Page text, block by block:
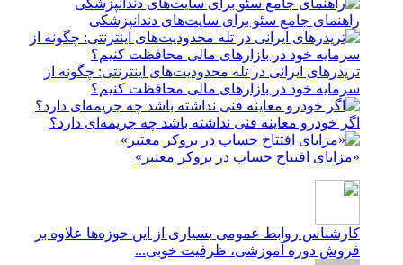
راهنمای جامع سئو برای سایت‌های دندانپزشکی
تریدرهای ایرانی در تله محدودیت‌های اینترنتی: چگونه از
سرمایه خود در بازارهای مالی محافظت کنیم؟
اگر خودرو معاینه فنی نداشته باشد چه جریمه‌ای دارد؟
«مزایای افتتاح حساب در بروکر معتبر»
کارشناس روابط عمومی بسیاری از این حوزه‌ها علاوه بر
فروش دوره آموزشی، ظرفیت خوبی...